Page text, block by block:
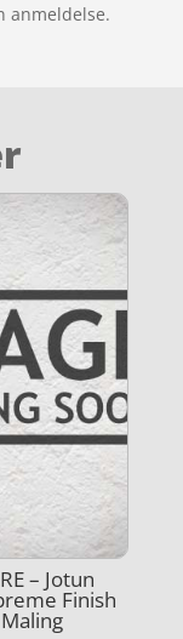
anmeldelse.
– Jotun
Finish